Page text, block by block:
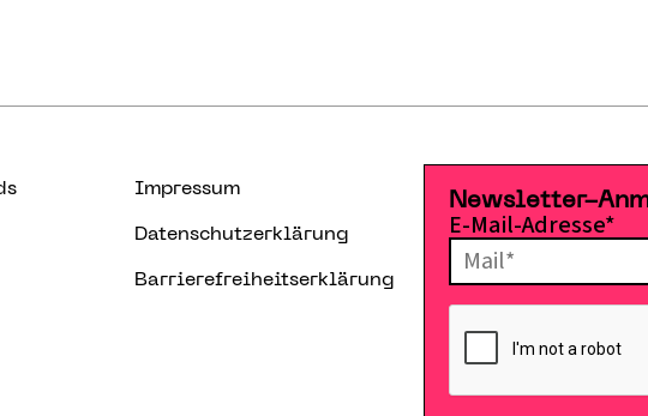
Impressum
Datenschutzerklärung
Barrierefreiheitserklärung
Newsletter-
E-Mail-Adresse*